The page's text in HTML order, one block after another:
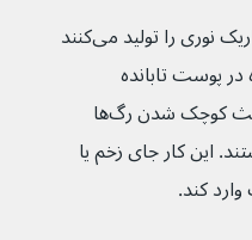
دستگاه‌های لیزر و IPL پرتوهای باریک نوری را تولید می‌کنند
در پوست تابانده
می‌شوند. گرمای ناشی از لیزر باعث کوچک شدن رگ‌ها
این کار جای زخم یا
کند.